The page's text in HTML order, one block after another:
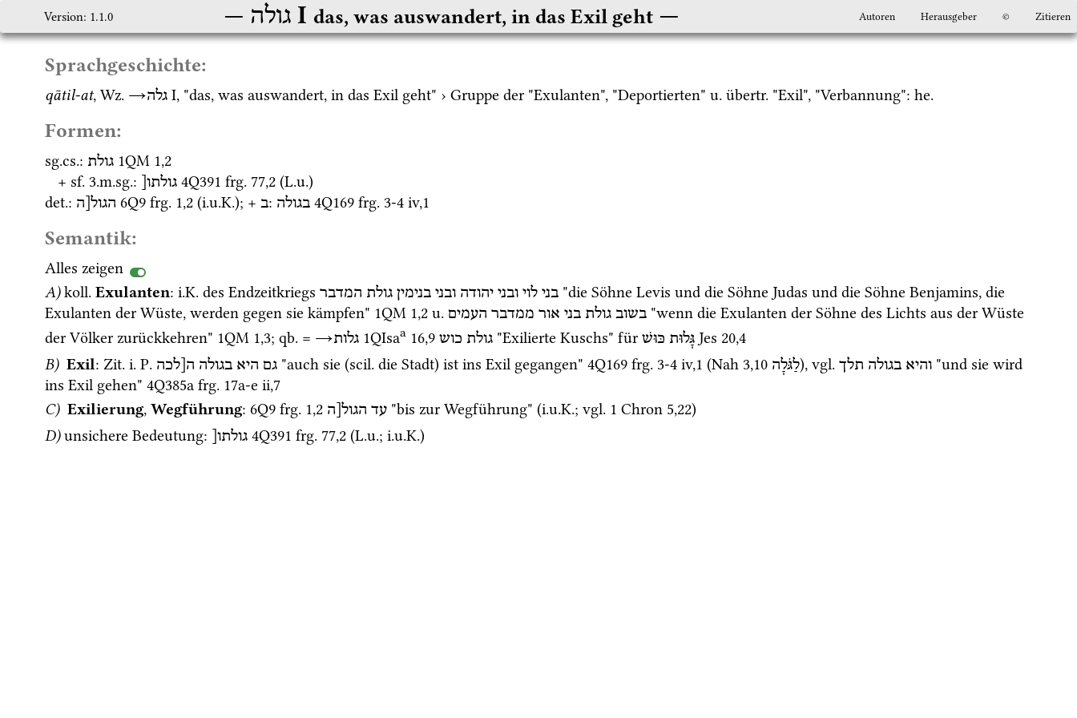
גולה ‎ I das, was auswandert, in das Exil geht
Version: 1.1.0 Autoren Herausgeber © Zitieren
Sprachgeschichte:
qātil-at, Wz. →גלה ‎ I, "das, was auswandert, in das Exil geht" › Gruppe der "Exulanten", "Deportierten" u. übertr. "Exil", "Verbannung": he.
Formen:
sg.cs.: גולת 1QM 1,2
+ sf. 3.m.sg.: גולתו[ 4Q391 frg. 77,2 (L.u.)
det.: הגול[ה 6Q9 frg. 1,2 (i.u.K.); + ב: בגולה 4Q169 frg. 3-4 iv,1
Semantik:
Alles zeigen
A)koll. Exulanten: i.K. des Endzeitkriegs בני לוי ובני יהודה ובני בנימין גולת המדבר
"die Söhne Levis und die Söhne Judas und die Söhne Benjamins, die
Exulanten der Wüste, werden gegen sie kämpfen" 1QM 1,2 u. בשוב גולת בני אור ממדבר העמים
"wenn die Exulanten der Söhne des Lichts aus der Wüste
der Völker zurückkehren" 1QM 1,3; qb. = →גלות 1QIsaa 16,9 גולת כוש "Exilierte Kuschs" für גָּלוּת כּוּשׁ Jes 20,4
B) Exil: Zit. i. P. גם היא בגולה ה[לכה "auch sie (scil. die Stadt) ist ins Exil gegangen" 4Q169 frg. 3-4 iv,1 (Nah 3,10 לַגֹּלָה), vgl. והיא בגולה תלך
"und sie wird
ins Exil gehen" 4Q385a frg. 17a-e ii,7
C) Exilierung, Wegführung: 6Q9 frg. 1,2 עד הגול[ה "bis zur Wegführung" (i.u.K.; vgl. 1 Chron 5,22)
D)unsichere Bedeutung: גולתו[ 4Q391 frg. 77,2 (L.u.; i.u.K.)